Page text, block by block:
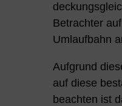
Betrachter
Umlaufbahn
Aufgrund
auf diese
beachten ist